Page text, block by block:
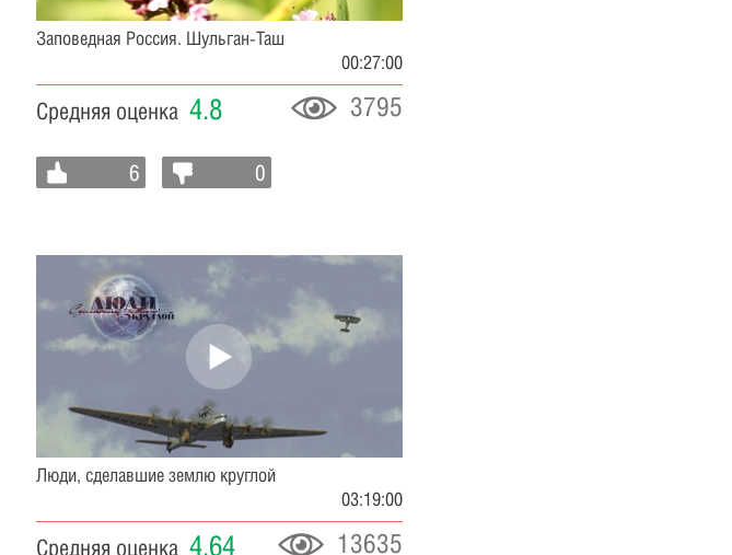
Заповедная Россия. Шульган-Таш
00:27:00
Средняя оценка 4.8 3795
6 0
Люди, сделавшие землю круглой
03:19:00
Средняя оценка 4.64 13635